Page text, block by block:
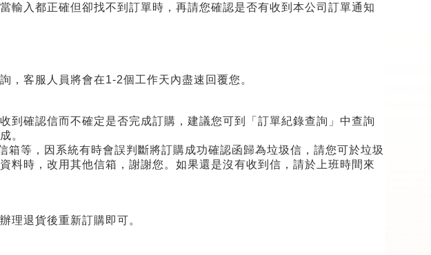
輸入都正確但卻找不到訂單時，再請您確認是否有收到本公司訂單通知
，客服人員將會在1-2個工作天內盡速回覆您。
到確認信而不確定是否完成訂購，建議您可到「訂單紀錄查詢」中查詢
。
箱等，因系統有時會誤判斷將訂購成功確認函歸為垃圾信，請您可於垃圾
料時，改用其他信箱，謝謝您。如果還是沒有收到信，請於上班時間來
理退貨後重新訂購即可。